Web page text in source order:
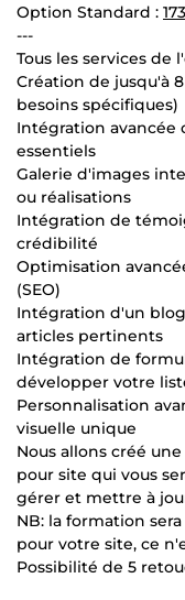
Option Standard :
---
Tous les services de
Création de jusqu'à
besoins spécifiques)
Intégration avancée
essentiels
Galerie d'images
ou réalisations
Intégration de
crédibilité
Optimisation
(SEO)
Intégration d'un
articles pertinents
Intégration de
développer votre
Personnalisation
visuelle unique
Nous allons créé
pour site qui vous
gérer et mettre à
NB: la formation
pour votre site, ce
Possibilité de 5